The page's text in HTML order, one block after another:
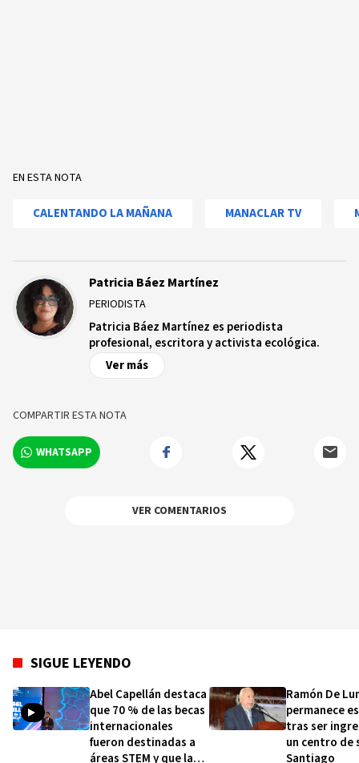
EN ESTA NOTA
CALENTANDO LA MAÑANA MANACLAR TV
Patricia Báez Martínez
PERIODISTA
Patricia Báez Martínez es periodista
profesional, escritora y activista ecológica.
Ver más
COMPARTIR ESTA NOTA
WHATSAPP
VER COMENTARIOS
SIGUE LEYENDO
Abel Capellán destaca
que 70 % de las becas
internacionales
fueron destinadas a
áreas STEM y que las
Ramón De
permanece
tras ser
un centro de
Santiago